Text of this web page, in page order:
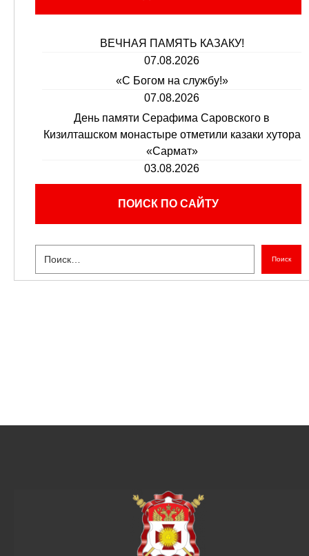
ВЕЧНАЯ ПАМЯТЬ КАЗАКУ!
07.08.2026
«С Богом на службу!»
07.08.2026
День памяти Серафима Саровского в
Кизилташском монастыре отметили казаки хутора
«Сармат»
03.08.2026
ПОИСК ПО САЙТУ
Поиск